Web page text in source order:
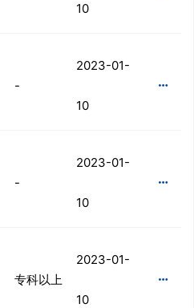
10
-
2023-01-
10

-
2023-01-
10

专科以上
2023-01-
10
